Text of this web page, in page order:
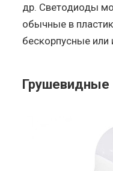
др. Светодиоды
обычные в
бескорпусные или
Грушевидные